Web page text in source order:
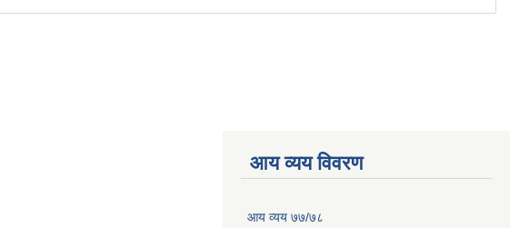
आय व्यय विवरण
आय व्यय ७७/७८